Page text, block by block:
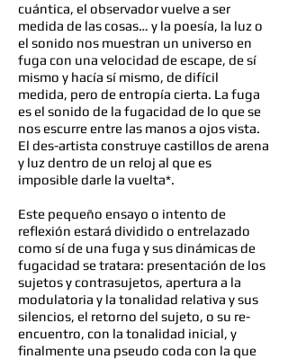
cuántica, el observador vuelve a ser
medida de las cosas… y la poesía, la luz o
el sonido nos muestran un universo en
fuga con una velocidad de escape, de sí
mismo y hacía sí mismo, de difícil
medida, pero de entropía cierta. La fuga
es el sonido de la fugacidad de lo que se
nos escurre entre las manos a ojos vista.
El des-artista construye castillos de arena
y luz dentro de un reloj al que es
imposible darle la vuelta*.
Este pequeño ensayo o intento de
reflexión estará dividido o entrelazado
como sí de una fuga y sus dinámicas de
fugacidad se tratara: presentación de los
sujetos y contrasujetos, apertura a la
modulatoria y la tonalidad relativa y sus
silencios, el retorno del sujeto, o su re-
encuentro, con la tonalidad inicial, y
finalmente una pseudo coda con la que